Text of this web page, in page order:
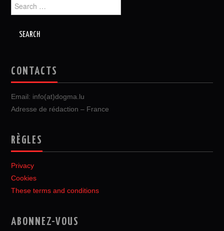
for:
CONTACTS
Email: info(at)dogma.lu
Adresse de rédaction – France
RÈGLES
Privacy
Cookies
These terms and conditions
ABONNEZ-VOUS